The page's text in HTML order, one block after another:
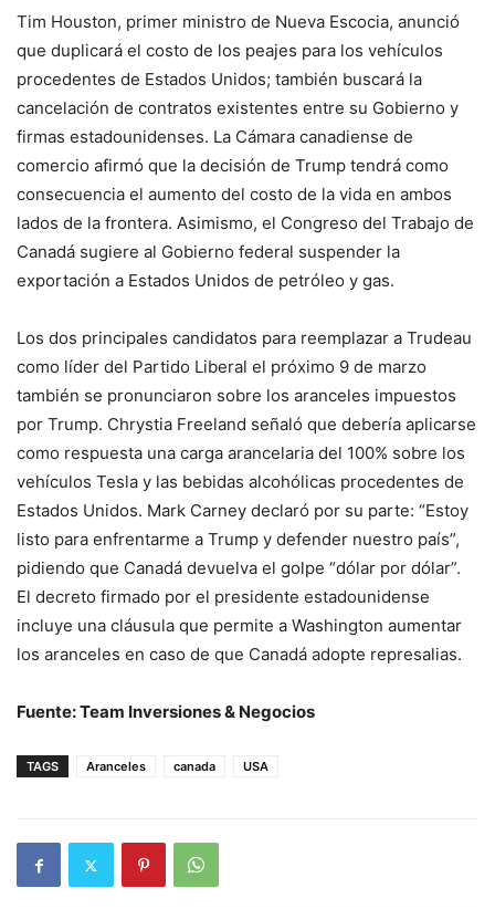
Tim Houston, primer ministro de Nueva Escocia, anunció
que duplicará el costo de los peajes para los vehículos
procedentes de Estados Unidos; también buscará la
cancelación de contratos existentes entre su Gobierno y
firmas estadounidenses. La Cámara canadiense de
comercio afirmó que la decisión de Trump tendrá como
consecuencia el aumento del costo de la vida en ambos
lados de la frontera. Asimismo, el Congreso del Trabajo de
Canadá sugiere al Gobierno federal suspender la
exportación a Estados Unidos de petróleo y gas.
Los dos principales candidatos para reemplazar a Trudeau
como líder del Partido Liberal el próximo 9 de marzo
también se pronunciaron sobre los aranceles impuestos
por Trump. Chrystia Freeland señaló que debería aplicarse
como respuesta una carga arancelaria del 100% sobre los
vehículos Tesla y las bebidas alcohólicas procedentes de
Estados Unidos. Mark Carney declaró por su parte: “Estoy
listo para enfrentarme a Trump y defender nuestro país”,
pidiendo que Canadá devuelva el golpe “dólar por dólar”.
El decreto firmado por el presidente estadounidense
incluye una cláusula que permite a Washington aumentar
los aranceles en caso de que Canadá adopte represalias.
Fuente: Team Inversiones & Negocios
TAGS Aranceles canada USA